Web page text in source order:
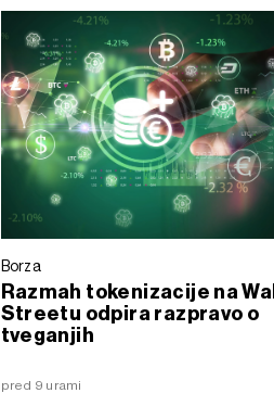
Borza
Razmah tokenizacije na Wall
Streetu odpira razpravo o
tveganjih
pred 9 urami